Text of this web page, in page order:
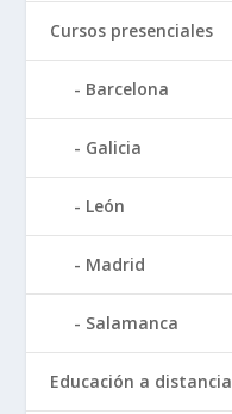
Cursos presenciales
Barcelona
Galicia
León
Madrid
Salamanca
Educación a distancia